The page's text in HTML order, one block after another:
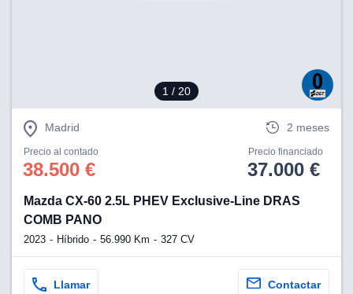
1 / 20
Madrid 2 meses
Precio al contado
38.500 €
Precio financiado
37.000 €
Mazda CX-60 2.5L PHEV Exclusive-Line DRAS
COMB PANO
2023 Híbrido 56.990 Km 327 CV
Llamar Contactar